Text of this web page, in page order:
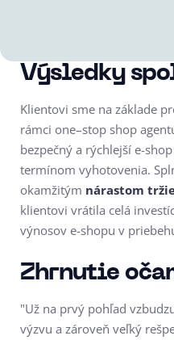
Výsledky
Klientovi sme na základe
rámci one–stop shop
bezpečný a rýchlejší e-
termínom vyhotovenia.
okamžitým nárastom
klientovi vrátila celá
výnosov e-shopu v
Zhrnutie
"Už na prvý pohľad
výzvu a zároveň veľký